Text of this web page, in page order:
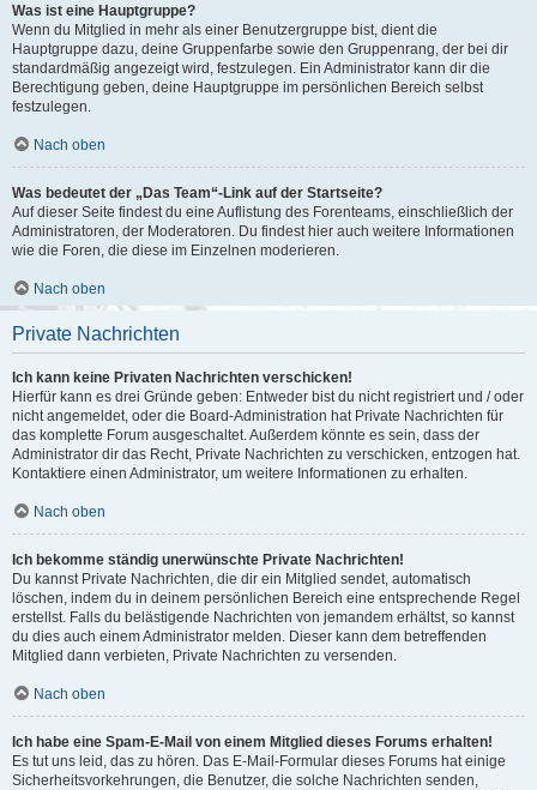
Was ist eine Hauptgruppe?
Wenn du Mitglied in mehr als einer Benutzergruppe bist, dient die
Hauptgruppe dazu, deine Gruppenfarbe sowie den Gruppenrang, der bei dir
standardmäßig angezeigt wird, festzulegen. Ein Administrator kann dir die
Berechtigung geben, deine Hauptgruppe im persönlichen Bereich selbst
festzulegen.
Nach oben
Was bedeutet der „Das Team“-Link auf der Startseite?
Auf dieser Seite findest du eine Auflistung des Forenteams, einschließlich der
Administratoren, der Moderatoren. Du findest hier auch weitere Informationen
wie die Foren, die diese im Einzelnen moderieren.
Nach oben
Private Nachrichten
Ich kann keine Privaten Nachrichten verschicken!
Hierfür kann es drei Gründe geben: Entweder bist du nicht registriert und / oder
nicht angemeldet, oder die Board-Administration hat Private Nachrichten für
das komplette Forum ausgeschaltet. Außerdem könnte es sein, dass der
Administrator dir das Recht, Private Nachrichten zu verschicken, entzogen hat.
Kontaktiere einen Administrator, um weitere Informationen zu erhalten.
Nach oben
Ich bekomme ständig unerwünschte Private Nachrichten!
Du kannst Private Nachrichten, die dir ein Mitglied sendet, automatisch
löschen, indem du in deinem persönlichen Bereich eine entsprechende Regel
erstellst. Falls du belästigende Nachrichten von jemandem erhältst, so kannst
du dies auch einem Administrator melden. Dieser kann dem betreffenden
Mitglied dann verbieten, Private Nachrichten zu versenden.
Nach oben
Ich habe eine Spam-E-Mail von einem Mitglied dieses Forums erhalten!
Es tut uns leid, das zu hören. Das E-Mail-Formular dieses Forums hat einige
Sicherheitsvorkehrungen, die Benutzer, die solche Nachrichten senden,